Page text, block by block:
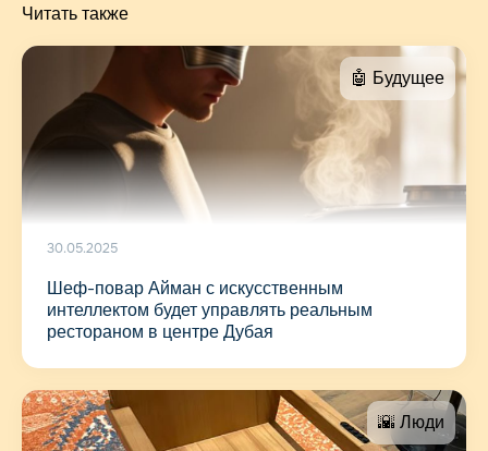
Читать также
🤖 Будущее
30.05.2025
Шеф-повар Айман с искусственным
интеллектом будет управлять реальным
рестораном в центре Дубая
🌇 Люди